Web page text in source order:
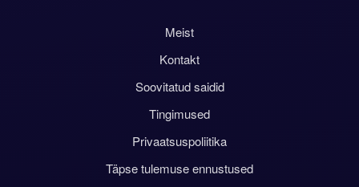
Meist
Kontakt
Soovitatud saidid
Tingimused
Privaatsuspoliitika
Täpse tulemuse ennustused